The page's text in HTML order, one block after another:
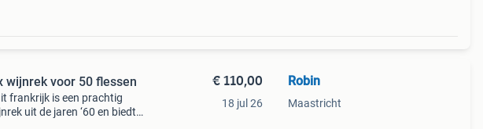
wijnrek voor 50 flessen
frankrijk is een prachtig
uit de jaren ‘60 en biedt
€ 110,00
18 jul 26
Robin
Maastricht